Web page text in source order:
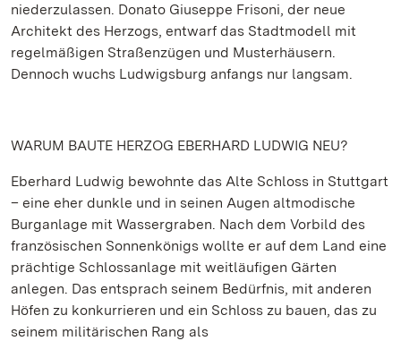
niederzulassen. Donato Giuseppe Frisoni, der neue
Architekt des Herzogs, entwarf das Stadtmodell mit
regelmäßigen Straßenzügen und Musterhäusern.
Dennoch wuchs Ludwigsburg anfangs nur langsam.
WARUM BAUTE HERZOG EBERHARD LUDWIG NEU?
Eberhard Ludwig bewohnte das Alte Schloss in Stuttgart
– eine eher dunkle und in seinen Augen altmodische
Burganlage mit Wassergraben. Nach dem Vorbild des
französischen Sonnenkönigs wollte er auf dem Land eine
prächtige Schlossanlage mit weitläufigen Gärten
anlegen. Das entsprach seinem Bedürfnis, mit anderen
Höfen zu konkurrieren und ein Schloss zu bauen, das zu
seinem militärischen Rang als